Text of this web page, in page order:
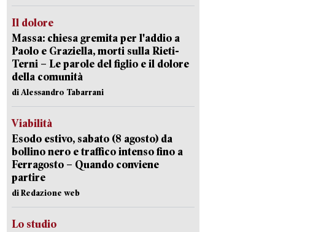
Il dolore
Massa: chiesa gremita per l'addio a
Paolo e Graziella, morti sulla Rieti-
Terni – Le parole del figlio e il dolore
della comunità
di Alessandro Tabarrani
Viabilità
Esodo estivo, sabato (8 agosto) da
bollino nero e traffico intenso fino a
Ferragosto – Quando conviene
partire
di Redazione web
Lo studio